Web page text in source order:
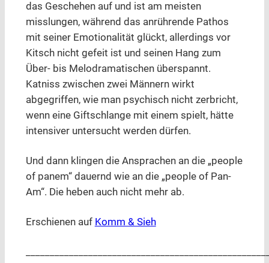
das Geschehen auf und ist am meisten
misslungen, während das anrührende Pathos
mit seiner Emotionalität glückt, allerdings vor
Kitsch nicht gefeit ist und seinen Hang zum
Über- bis Melodramatischen überspannt.
Katniss zwischen zwei Männern wirkt
abgegriffen, wie man psychisch nicht zerbricht,
wenn eine Giftschlange mit einem spielt, hätte
intensiver untersucht werden dürfen.
Und dann klingen die Ansprachen an die „people
of panem“ dauernd wie an die „people of Pan-
Am“. Die heben auch nicht mehr ab.
Erschienen auf Komm & Sieh